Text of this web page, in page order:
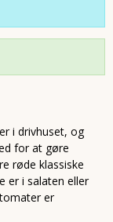
i drivhuset, og
for at gøre
røde klassiske
er i salaten eller
er